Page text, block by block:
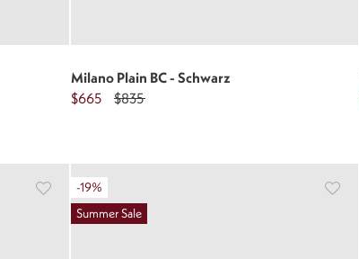
Milano Plain BC - Schwarz
$665
$835
-19%
Summer Sale